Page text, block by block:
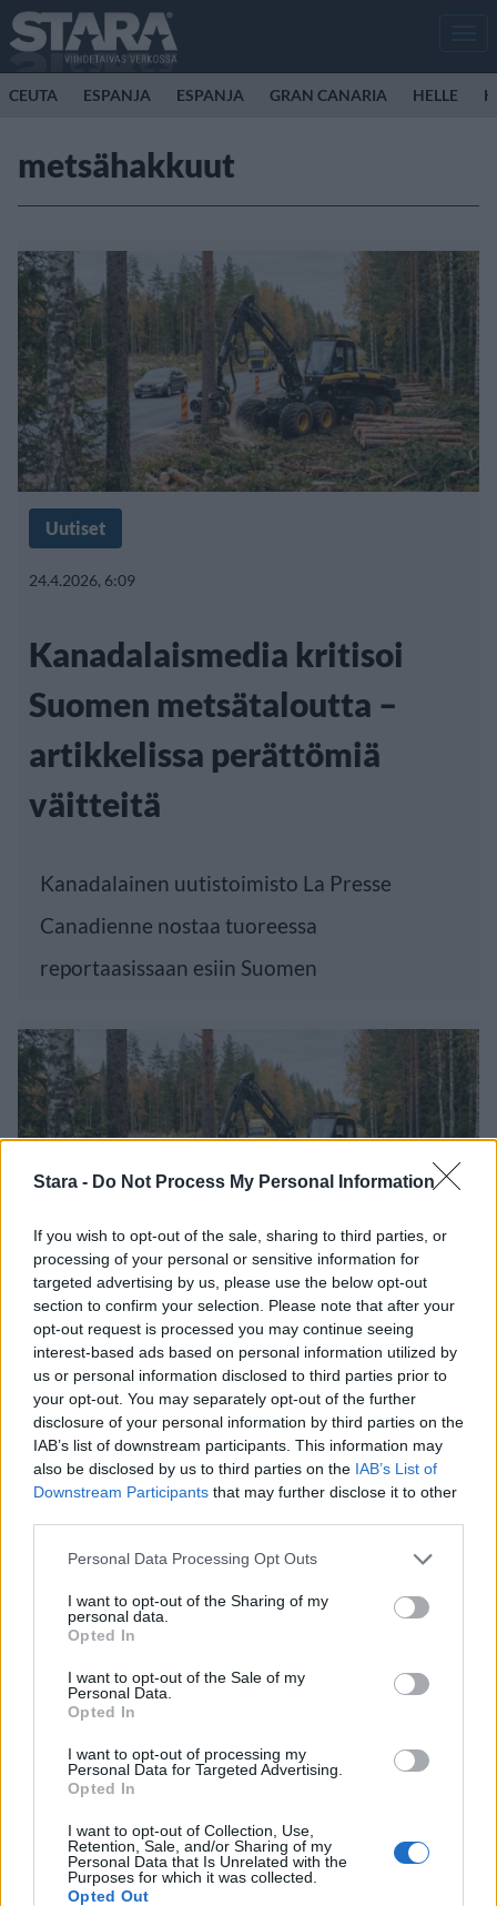
Stara - Do Not Process My Personal Information
If you wish to opt-out of the sale, sharing to third parties, or
processing of your personal or sensitive information for
targeted advertising by us, please use the below opt-out
section to confirm your selection. Please note that after your
opt-out request is processed you may continue seeing
interest-based ads based on personal information utilized by
us or personal information disclosed to third parties prior to
your opt-out. You may separately opt-out of the further
disclosure of your personal information by third parties on the
IAB’s list of downstream participants. This information may
also be disclosed by us to third parties on the IAB’s List of
Downstream Participants that may further disclose it to other
Personal Data Processing Opt Outs
I want to opt-out of the Sharing of my
personal data.
Opted In
I want to opt-out of the Sale of my
Personal Data.
Opted In
I want to opt-out of processing my
Personal Data for Targeted Advertising.
Opted In
I want to opt-out of Collection, Use,
Retention, Sale, and/or Sharing of my
Personal Data that Is Unrelated with the
Purposes for which it was collected.
Opted Out
CEUTA ESPANJA ESPANJA GRAN CANARIA HELLE
metsähakkuut
Uutiset
24.4.2026, 6:09
Kanadalaismedia kritisoi
Suomen metsätaloutta –
artikkelissa perättömiä
väitteitä
Kanadalainen uutistoimisto La Presse
Canadienne nostaa tuoreessa
reportaasissaan esiin Suomen
Uutiset
7.4.2026, 16:05
Työntekijä huusi ja kiroili
töitä häiriköineille
aktivistille – nyt Helsingin
kaupunki pahoittelee
käyttäytyneen epäasiallisesti
luonnonsuojelualueella järjestetyn
hakkuutyömaan yhteydessä.